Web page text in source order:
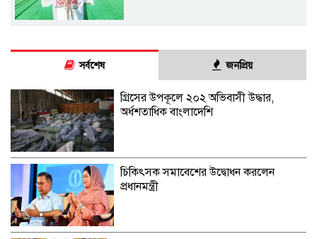
সর্বশেষ জনপ্রিয়
গ্রিসের উপকূলে ২০২ অভিবাসী উদ্ধার,
অর্ধশতাধিক বাংলাদেশি
চিকিৎসক সমাবেশের উদ্বোধন করলেন
প্রধানমন্ত্রী